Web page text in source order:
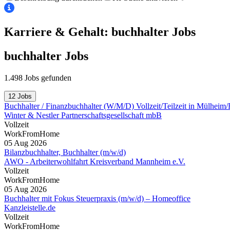
Karriere & Gehalt: buchhalter Jobs
buchhalter Jobs
1.498 Jobs gefunden
12 Jobs
Buchhalter / Finanzbuchhalter (W/M/D) Vollzeit/Teilzeit in Mülheim/
Winter & Nestler Partnerschaftsgesellschaft mbB
Vollzeit
WorkFromHome
05 Aug 2026
Bilanzbuchhalter, Buchhalter (m/w/d)
AWO - Arbeiterwohlfahrt Kreisverband Mannheim e.V.
Vollzeit
WorkFromHome
05 Aug 2026
Buchhalter mit Fokus Steuerpraxis (m/w/d) – Homeoffice
Kanzleistelle.de
Vollzeit
WorkFromHome